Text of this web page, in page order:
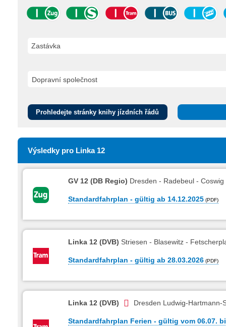
Zastávka
Prohledejte stránky knihy jízdních řádů
Výsledky pro Linka 12
GV 12 (DB Regio) Dresden - Radebeul - Coswig
Standardfahrplan - gültig ab 14.12.2025
Linka 12 (DVB) Striesen - Blasewitz -
Standardfahrplan - gültig ab 28.03.2026
Linka 12 (DVB) Dresden Ludwig-
Standardfahrplan Ferien - gültig vom 06.07.